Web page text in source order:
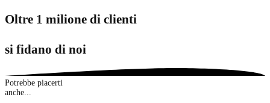
Oltre 1 milione di clienti
si fidano di noi
Potrebbe piacerti
anche...